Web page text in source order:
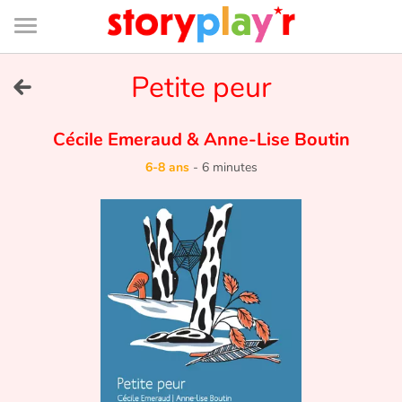
Connexion
Bibliothèque
de
page
Tester gratuitement
Petite peur
Cécile Emeraud &Anne-Lise Boutin
6-8 ans- 6 minutes